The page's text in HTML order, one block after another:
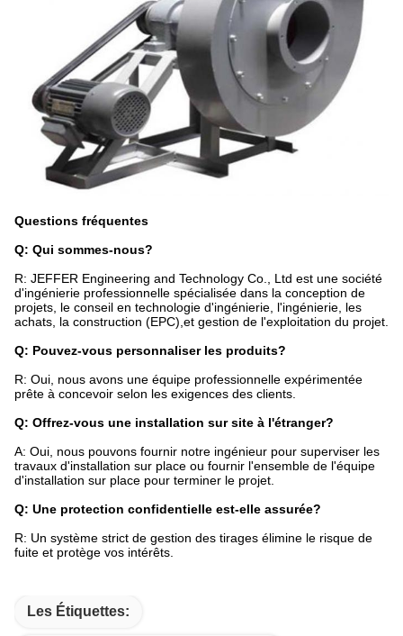
Questions fréquentes
Q: Qui sommes-nous?
R: JEFFER Engineering and Technology Co., Ltd est une société
d'ingénierie professionnelle spécialisée dans la conception de
projets, le conseil en technologie d'ingénierie, l'ingénierie, les
achats, la construction (EPC),et gestion de l'exploitation du projet.
Q: Pouvez-vous personnaliser les produits?
R: Oui, nous avons une équipe professionnelle expérimentée
prête à concevoir selon les exigences des clients.
Q: Offrez-vous une installation sur site à l'étranger?
A: Oui, nous pouvons fournir notre ingénieur pour superviser les
travaux d'installation sur place ou fournir l'ensemble de l'équipe
d'installation sur place pour terminer le projet.
Q: Une protection confidentielle est-elle assurée?
R: Un système strict de gestion des tirages élimine le risque de
fuite et protège vos intérêts.
Les Étiquettes: